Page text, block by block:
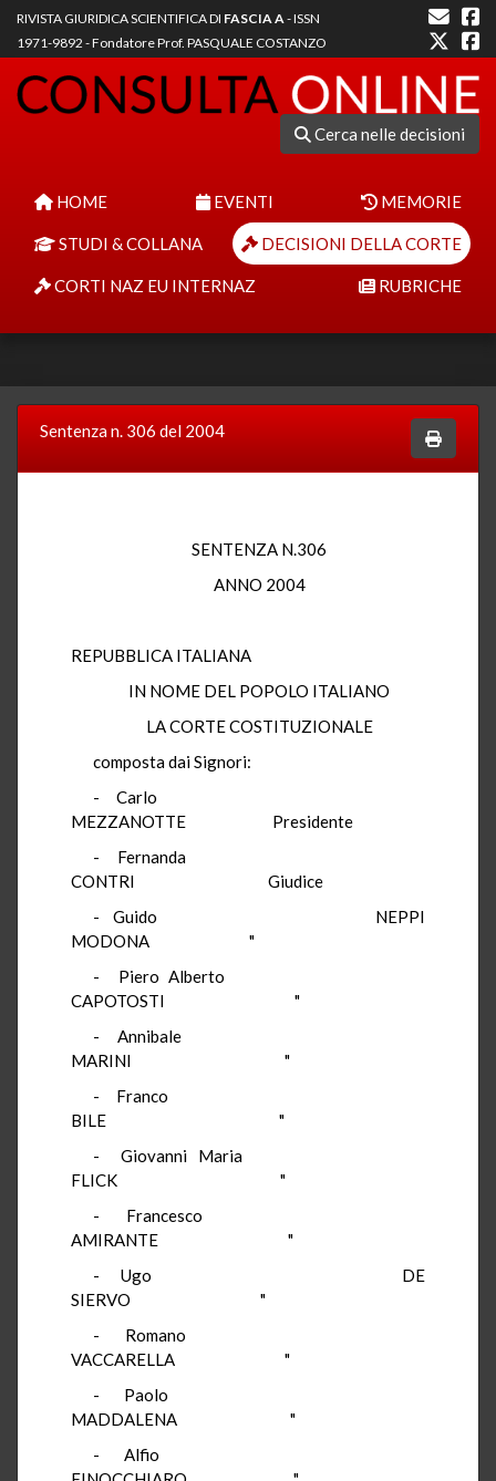
RIVISTA GIURIDICA SCIENTIFICA DI FASCIA A- ISSN
1971-9892 - Fondatore Prof. PASQUALE COSTANZO
Cerca nelle decisioni
HOME EVENTI MEMORIE
STUDI & COLLANA DECISIONI DELLA CORTE
CORTI NAZ EU INTERNAZ RUBRICHE
Sentenza n. 306 del 2004
SENTENZA N.306
ANNO 2004
REPUBBLICA ITALIANA
IN NOME DEL POPOLO ITALIANO
LA CORTE COSTITUZIONALE
composta dai Signori:
- Carlo
MEZZANOTTE Presidente
- Fernanda
CONTRI Giudice
- Guido NEPPI
MODONA "
- Piero Alberto
CAPOTOSTI "
- Annibale
MARINI "
- Franco
BILE "
- Giovanni Maria
FLICK "
- Francesco
AMIRANTE "
- Ugo DE
SIERVO "
- Romano
VACCARELLA "
- Paolo
MADDALENA "
- Alfio